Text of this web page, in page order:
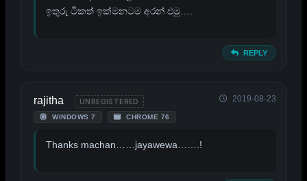
ඉතුරු ටිකත් ඉක්මනටම අරන් එමු….
REPLY
rajitha UNREGISTERED
WINDOWS 7 CHROME 76
2019-08-23
Thanks machan……jayawewa…….!